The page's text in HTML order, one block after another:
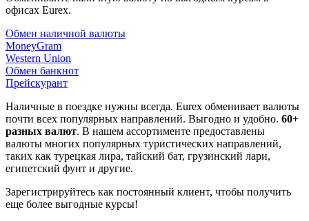
офисах Eurex.
Обмен наличной валюты
MoneyGram
Western Union
Обмен банкнот
Прейскурант
Наличные в поездке нужны всегда. Eurex обменивает валюты
почти всех популярных направлений. Выгодно и удобно. 60+
разных валют. В нашем ассортименте предоставлены
валюты многих популярных туристических направлений,
таких как турецкая лира, тайский бат, грузинский лари,
египетский фунт и другие.
Зарегистрируйтесь как постоянный клиент, чтобы получить
еще более выгодные курсы!